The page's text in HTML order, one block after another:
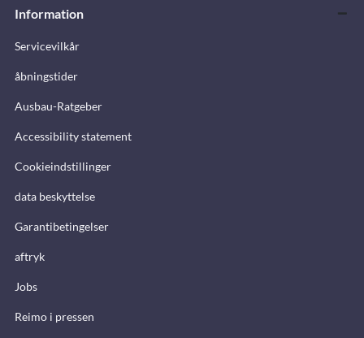
Information
Servicevilkår
åbningstider
Ausbau-Ratgeber
Accessibility statement
Cookieindstillinger
data beskyttelse
Garantibetingelser
aftryk
Jobs
Reimo i pressen